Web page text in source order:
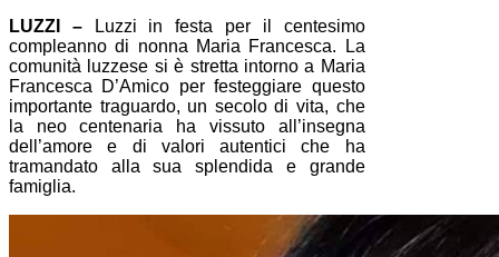
LUZZI –Luzzi in festa per il centesimo
compleanno di nonna Maria Francesca. La
comunità luzzese si è stretta intorno a Maria
Francesca D’Amico per festeggiare questo
importante traguardo, un secolo di vita, che
la neo centenaria ha vissuto all’insegna
dell’amore e di valori autentici che ha
tramandato alla sua splendida e grande
famiglia.